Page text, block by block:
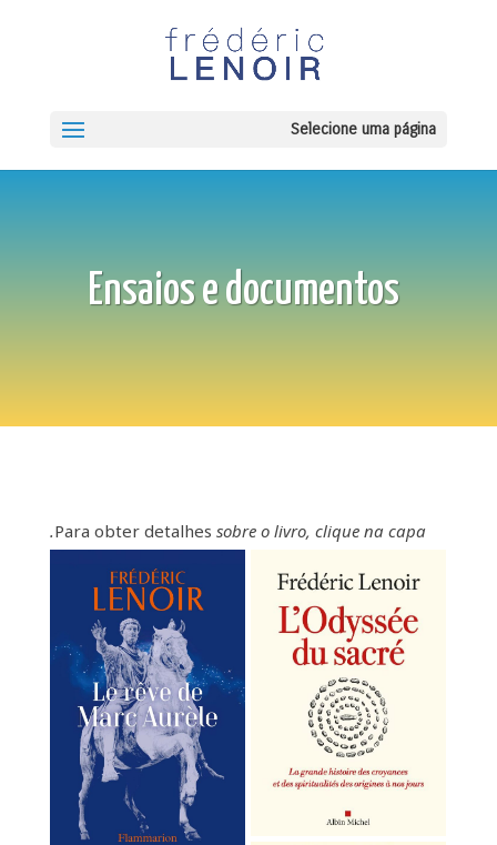
Selecione uma página
Ensaios e documentos
Para obter detalhes sobre o livro, clique na capa.